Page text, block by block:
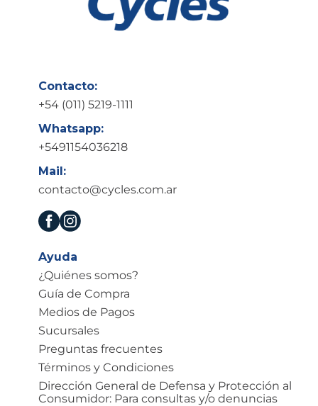
Contacto:
+54 (011) 5219-1111
Whatsapp:
+5491154036218
Mail:
contacto@cycles.com.ar
Ayuda
¿Quiénes somos?
Guía de Compra
Medios de Pagos
Sucursales
Preguntas frecuentes
Términos y Condiciones
Dirección General de Defensa y Protección al
Consumidor: Para consultas y/o denuncias